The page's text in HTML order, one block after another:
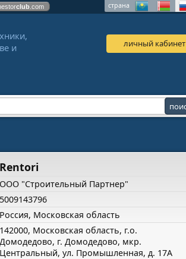
club .com страна
и
личный кабинет
Rentori
ООО "Строительный Партнер"
5009143796
Россия, Московская область
142000, Московская область, г.о.
Домодедово, г. Домодедово, мкр.
Центральный, ул. Промышленная, д. 17А